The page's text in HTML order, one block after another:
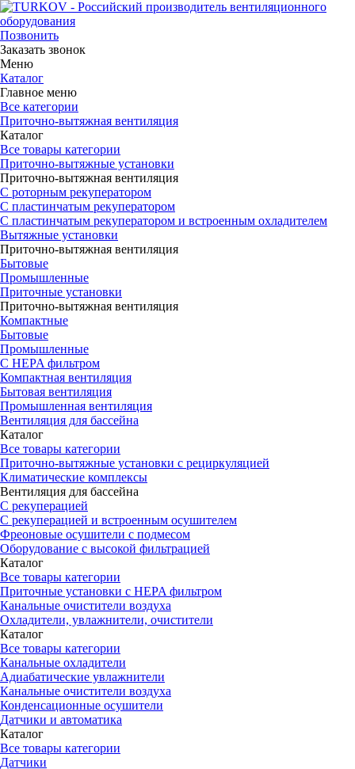
Позвонить
Заказать звонок
Меню
Каталог
Главное меню
Все категории
Приточно-вытяжная вентиляция
Каталог
Все товары категории
Приточно-вытяжные установки
Приточно-вытяжная вентиляция
С роторным рекуператором
С пластинчатым рекуператором
С пластинчатым рекуператором и встроенным охладителем
Вытяжные установки
Приточно-вытяжная вентиляция
Бытовые
Промышленные
Приточные установки
Приточно-вытяжная вентиляция
Компактные
Бытовые
Промышленные
С HEPA фильтром
Компактная вентиляция
Бытовая вентиляция
Промышленная вентиляция
Вентиляция для бассейна
Каталог
Все товары категории
Приточно-вытяжные установки с рециркуляцией
Климатические комплексы
Вентиляция для бассейна
С рекуперацией
С рекуперацией и встроенным осушителем
Фреоновые осушители с подмесом
Оборудование с высокой фильтрацией
Каталог
Все товары категории
Приточные установки c HEPA фильтром
Канальные очистители воздуха
Охладители, увлажнители, очистители
Каталог
Все товары категории
Канальные охладители
Адиабатические увлажнители
Канальные очистители воздуха
Конденсационные осушители
Датчики и автоматика
Каталог
Все товары категории
Датчики